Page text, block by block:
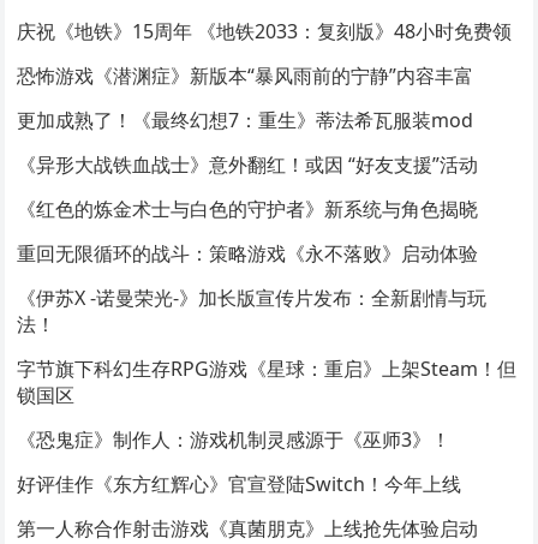
庆祝《地铁》15周年 《地铁2033：复刻版》48小时免费领
恐怖游戏《潜渊症》新版本“暴风雨前的宁静”内容丰富
更加成熟了！《最终幻想7：重生》蒂法希瓦服装mod
《异形大战铁血战士》意外翻红！或因 “好友支援”活动
《红色的炼金术士与白色的守护者》新系统与角色揭晓
重回无限循环的战斗：策略游戏《永不落败》启动体验
《伊苏X -诺曼荣光-》加长版宣传片发布：全新剧情与玩
法！
字节旗下科幻生存RPG游戏《星球：重启》上架Steam！但
锁国区
《恐鬼症》制作人：游戏机制灵感源于《巫师3》！
好评佳作《东方红辉心》官宣登陆Switch！今年上线
第一人称合作射击游戏《真菌朋克》上线抢先体验启动